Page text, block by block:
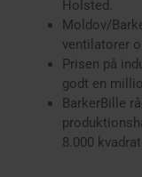
Holsted.
Moldov/
ventilatorer
Prisen på
godt en
BarkerBille
8.000